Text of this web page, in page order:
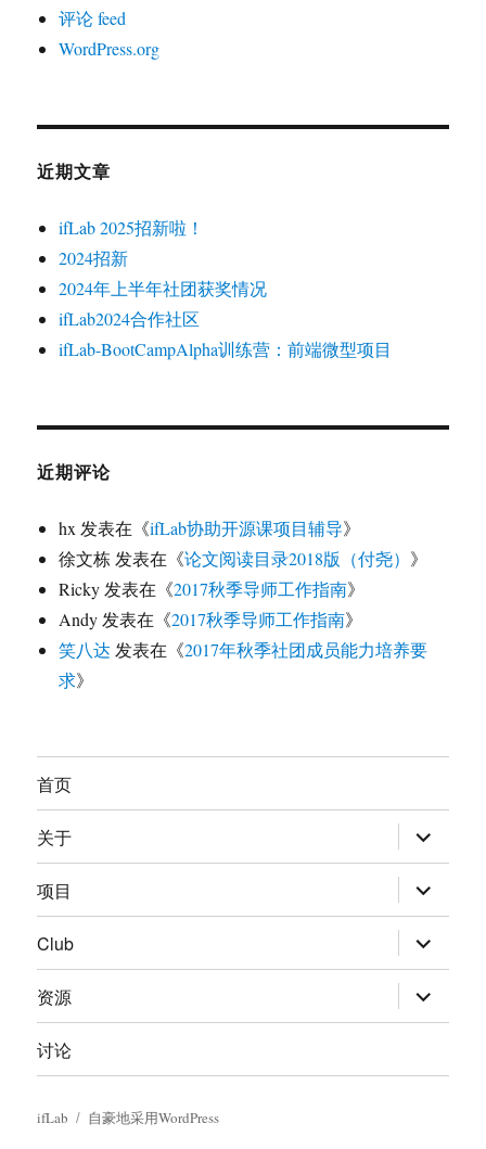
评论 feed
WordPress.org
近期文章
ifLab 2025招新啦！
2024招新
2024年上半年社团获奖情况
ifLab2024合作社区
ifLab-BootCampAlpha训练营：前端微型项目
近期评论
hx 发表在《ifLab协助开源课项目辅导》
徐文栋 发表在《论文阅读目录2018版（付尧） 》
Ricky 发表在《2017秋季导师工作指南》
Andy 发表在《2017秋季导师工作指南》
笑八达 发表在《2017年秋季社团成员能力培养要
求》
首页
关于 展
开
子
菜
单
项目 展
开
子
菜
单
Club 展
开
子
菜
单
资源 展
开
子
讨论
ifLab 自豪地采用WordPress